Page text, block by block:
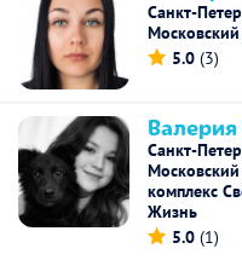
Санкт-
5.0 (3)
Санкт-
комплекс
Жизнь
5.0 (1)